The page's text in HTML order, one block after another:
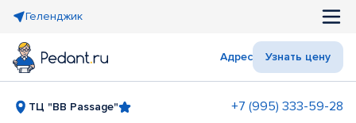
Геленджик
Адрес Узнать цену
ТЦ "BB Passage" +7 (995) 333-59-28